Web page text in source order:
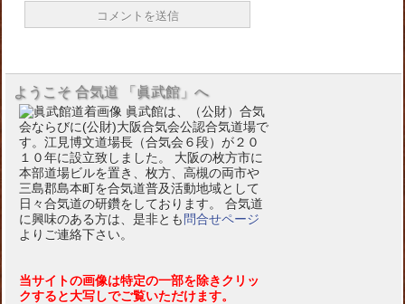
ようこそ 合気道 「眞武館」へ
眞武館は、（公財）合気
会ならびに(公財)大阪合気会公認合気道場で
す。江見博文道場長（合気会６段）が２０
１０年に設立致しました。 大阪の枚方市に
本部道場ビルを置き、枚方、高槻の両市や
三島郡島本町を合気道普及活動地域として
日々合気道の研鑽をしております。 合気道
に興味のある方は、是非とも 問合せページ
よりご連絡下さい。
当サイトの画像は特定の一部を除きクリッ
クすると大写しでご覧いただけます。